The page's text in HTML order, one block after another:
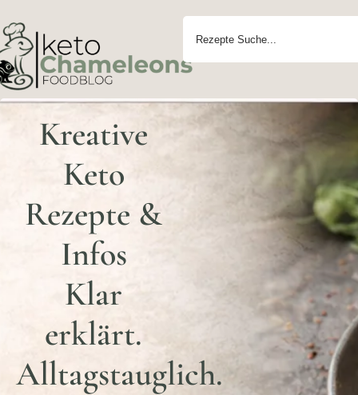
Kreative
Keto
Rezepte &
Infos
Klar
erklärt.
Alltagstauglich.